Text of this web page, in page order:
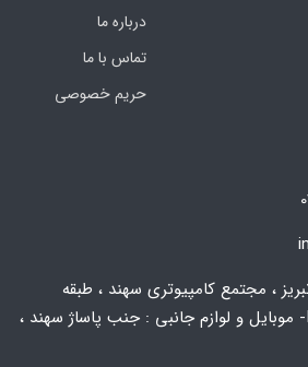
درباره ما
تماس با ما
حریم خصوصی
، مجتمع کامپیوتری سهند ، طبقه
همکف ، پلاک 92 -I- موبایل و لوازم جانبی : جنب پاساژ سهند ،